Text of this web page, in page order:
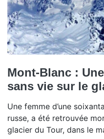
Mont-Blanc :
sans vie sur le
Une femme d’une
russe, a été retrouvée
glacier du Tour, dans le